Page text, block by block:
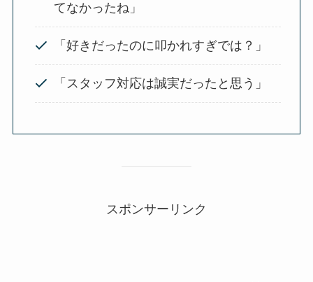
てなかったね」
「好きだったのに叩かれすぎでは？」
「スタッフ対応は誠実だったと思う」
スポンサーリンク